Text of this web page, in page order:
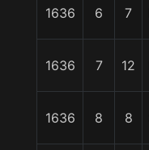
1636 6 7
1636 7 12
1636 8 8